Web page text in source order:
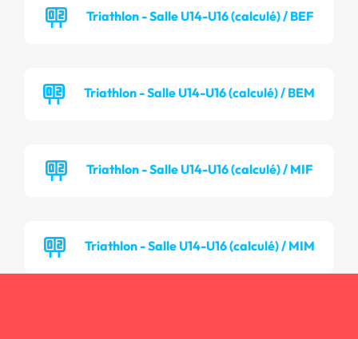
Triathlon - Salle U14-U16 (calculé) / BEF
Triathlon - Salle U14-U16 (calculé) / BEM
Triathlon - Salle U14-U16 (calculé) / MIF
Triathlon - Salle U14-U16 (calculé) / MIM